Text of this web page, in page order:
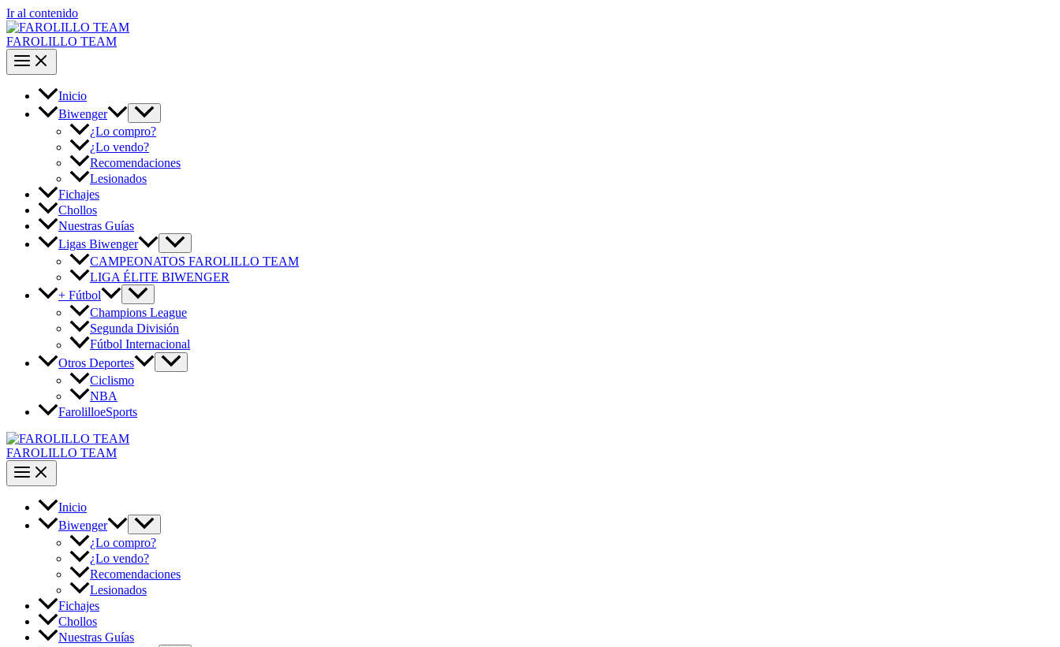
Ir al contenido
FAROLILLO TEAM
Inicio
Biwenger
¿Lo compro?
¿Lo vendo?
Recomendaciones
Lesionados
Fichajes
Chollos
Nuestras Guías
Ligas Biwenger
CAMPEONATOS FAROLILLO TEAM
LIGA ÉLITE BIWENGER
+ Fútbol
Champions League
Segunda División
Fútbol Internacional
Otros Deportes
Ciclismo
NBA
FarolilloeSports
FAROLILLO TEAM
Inicio
Biwenger
¿Lo compro?
¿Lo vendo?
Recomendaciones
Lesionados
Fichajes
Chollos
Nuestras Guías